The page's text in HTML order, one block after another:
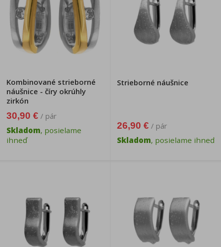
Kombinované strieborné
náušnice - číry okrúhly
zirkón
30,90 € / pár
Skladom, posielame
ihneď
Strieborné náušnice
26,90 € / pár
Skladom, posielame ihneď